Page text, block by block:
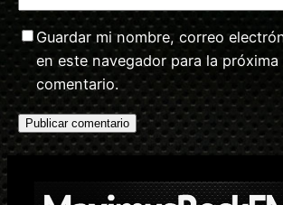
Guardar mi nombre, correo
en este navegador para la próxima
comentario.